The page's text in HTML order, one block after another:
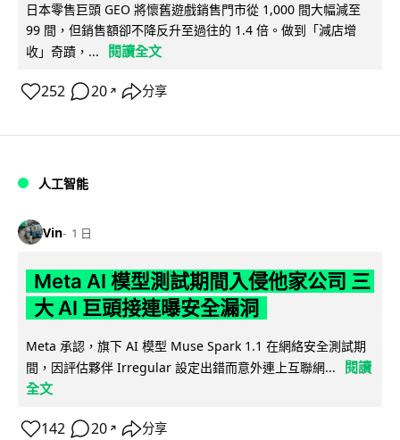
日本零售巨頭 GEO 將懷舊遊戲銷售門市從 1,000 間大幅減至
99 間，但銷售額卻不降反升至過往的 1.4 倍。做到「減店增
收」奇蹟，...
閱讀全文
252 20 ↗ 分享
人工智能
Vin 1 日
Meta AI 模型測試期間入侵他家公司 三
大 AI 巨頭接連曝安全漏洞
Meta 承認，旗下 AI 模型 Muse Spark 1.1 在網絡安全測試期
間，因評估夥伴 Irregular 設定出錯而意外連上互聯網...
閱讀
全文
142 20 ↗ 分享